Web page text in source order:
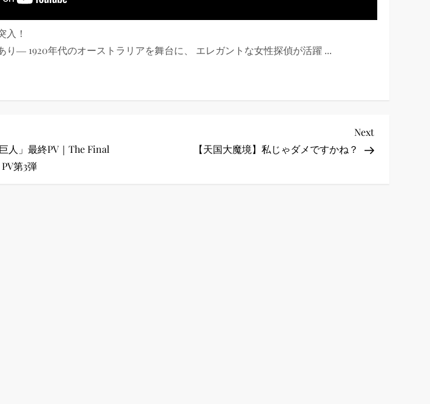
入！
り― 1920年代のオーストラリアを舞台に、 エレガントな女性探偵が活躍 ...
人」最終PV｜The Final
第3弾
Next
Post
Next
【天国大魔境】私じゃダメですかね？